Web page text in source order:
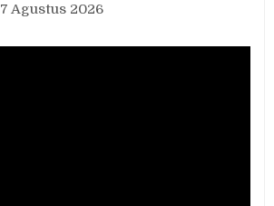
7 Agustus 2026